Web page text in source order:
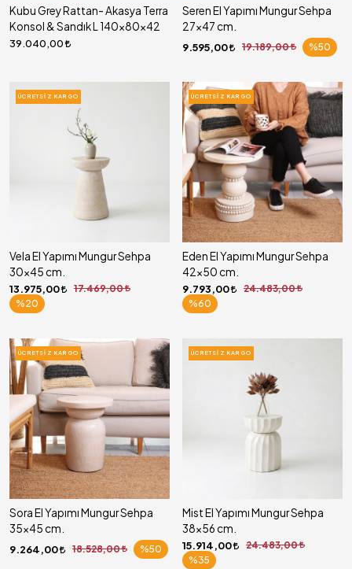
Kubu Grey Rattan- Akasya Terra
Konsol & Sandık L 140x80x42
39.040,00
Seren El Yapımı Mungur Sehpa
27x47 cm.
9.595,00 19.189,00 %50
ÜCRETSIZ KARGO
Vela El Yapımı Mungur Sehpa
30x45 cm.
13.975,00
17.469,00
%20
ÜCRETSIZ KARGO
Eden El Yapımı Mungur Sehpa
42x50 cm.
9.793,00
24.483,00
%60
ÜCRETSIZ KARGO
Sora El Yapımı Mungur Sehpa
35x45 cm.
9.264,00 18.528,00 %50
ÜCRETSIZ KARGO
Mist El Yapımı Mungur Sehpa
38x56 cm.
15.914,00
24.483,00
%35